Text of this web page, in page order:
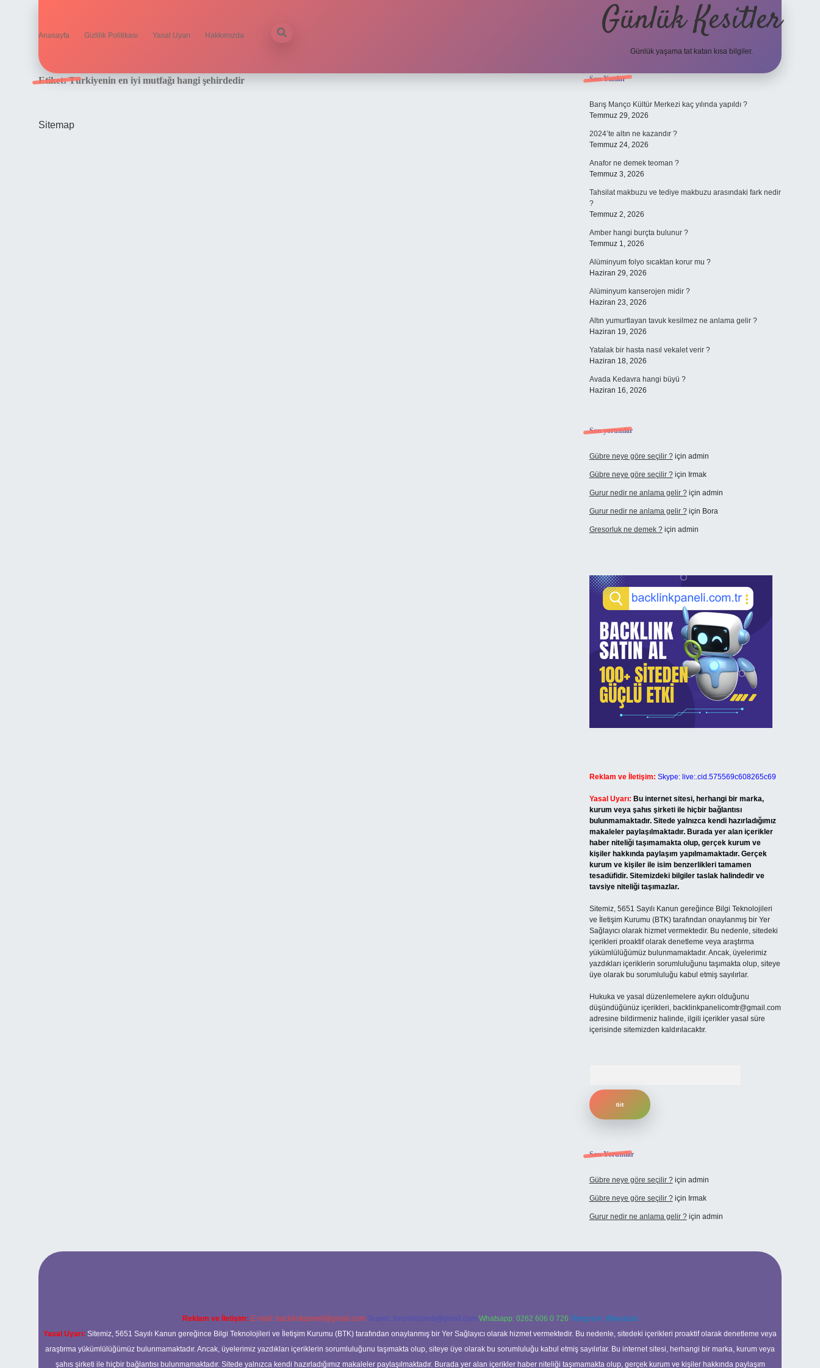
Anasayfa Gizlilik Politikası Yasal Uyarı Hakkımızda Günlük Kesitler
Günlük yaşama tat katan kısa bilgiler.
Etiket:Türkiyenin en iyi mutfağı hangi şehirdedir
Sitemap
Sidebar
Son Yazılar
Barış Manço Kültür Merkezi kaç yılında yapıldı ?
Temmuz 29, 2026
2024’te altın ne kazandır ?
Temmuz 24, 2026
Anafor ne demek teoman ?
Temmuz 3, 2026
Tahsilat makbuzu ve tediye makbuzu arasındaki fark nedir
?
Temmuz 2, 2026
Amber hangi burçta bulunur ?
Temmuz 1, 2026
Alüminyum folyo sıcaktan korur mu ?
Haziran 29, 2026
Alüminyum kanserojen midir ?
Haziran 23, 2026
Altın yumurtlayan tavuk kesilmez ne anlama gelir ?
Haziran 19, 2026
Yatalak bir hasta nasıl vekalet verir ?
Haziran 18, 2026
Avada Kedavra hangi büyü ?
Haziran 16, 2026
Son yorumlar
Gübre neye göre seçilir ?için admin
Gübre neye göre seçilir ?için Irmak
Gurur nedir ne anlama gelir ?için admin
Gurur nedir ne anlama gelir ?için Bora
Gresorluk ne demek ?için admin
Reklam ve İletişim: Skype: live:.cid.575569c608265c69
Yasal Uyarı: Bu internet sitesi, herhangi bir marka,
kurum veya şahıs şirketi ile hiçbir bağlantısı
bulunmamaktadır. Sitede yalnızca kendi hazırladığımız
makaleler paylaşılmaktadır. Burada yer alan içerikler
haber niteliği taşımamakta olup, gerçek kurum ve
kişiler hakkında paylaşım yapılmamaktadır. Gerçek
kurum ve kişiler ile isim benzerlikleri tamamen
tesadüfidir. Sitemizdeki bilgiler taslak halindedir ve
tavsiye niteliği taşımazlar.
Sitemiz, 5651 Sayılı Kanun gereğince Bilgi Teknolojileri
ve İletişim Kurumu (BTK) tarafından onaylanmış bir Yer
Sağlayıcı olarak hizmet vermektedir. Bu nedenle, sitedeki
içerikleri proaktif olarak denetleme veya araştırma
yükümlülüğümüz bulunmamaktadır. Ancak, üyelerimiz
yazdıkları içeriklerin sorumluluğunu taşımakta olup, siteye
üye olarak bu sorumluluğu kabul etmiş sayılırlar.
Hukuka ve yasal düzenlemelere aykırı olduğunu
düşündüğünüz içerikleri, backlinkpanelicomtr@gmail.com
adresine bildirmeniz halinde, ilgili içerikler yasal süre
içerisinde sitemizden kaldırılacaktır.
Son Yorumlar
Gübre neye göre seçilir ?için admin
Gübre neye göre seçilir ?için Irmak
Gurur nedir ne anlama gelir ?için admin
Reklam ve İletişim: E-mail: backlinkpaneli@gmail.com Teams: forumhizmeti@gmail.com Whatsapp: 0262 606 0 726 Telegram: @karabul
Yasal Uyarı: Sitemiz, 5651 Sayılı Kanun gereğince Bilgi Teknolojileri ve İletişim Kurumu (BTK) tarafından onaylanmış bir Yer Sağlayıcı olarak hizmet vermektedir. Bu nedenle, sitedeki içerikleri proaktif olarak denetleme veya
araştırma yükümlülüğümüz bulunmamaktadır. Ancak, üyelerimiz yazdıkları içeriklerin sorumluluğunu taşımakta olup, siteye üye olarak bu sorumluluğu kabul etmiş sayılırlar. Bu internet sitesi, herhangi bir marka, kurum veya
şahıs şirketi ile hiçbir bağlantısı bulunmamaktadır. Sitede yalnızca kendi hazırladığımız makaleler paylaşılmaktadır. Burada yer alan içerikler haber niteliği taşımamakta olup, gerçek kurum ve kişiler hakkında paylaşım